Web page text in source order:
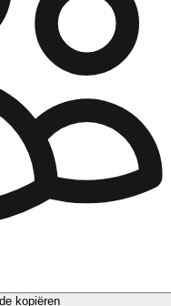
kopiëren